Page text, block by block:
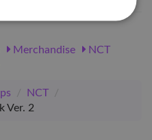
Merchandise
NCT
/ NCT
/
Ver. 2